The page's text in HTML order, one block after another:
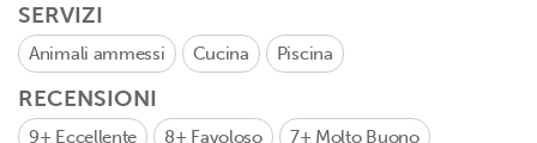
SERVIZI
Animali ammessi Cucina Piscina
RECENSIONI
9+ Eccellente 8+ Favoloso 7+ Molto Buono